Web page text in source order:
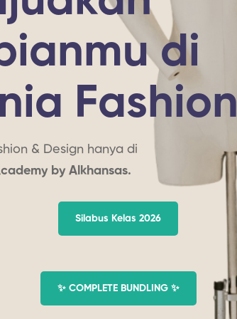
di
Fashion
& Design hanya di
by Alkhansas.
Silabus Kelas 2026
✨ COMPLETE BUNDLING ✨